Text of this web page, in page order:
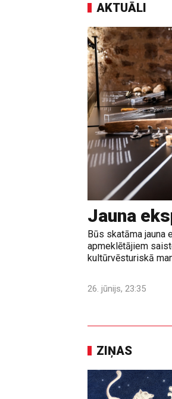
AKTUĀLI
Jauna
Būs skatāma jauna
apmeklētājiem
kultūrvēsturiskā
26. jūnijs, 23:35
ZIŅAS